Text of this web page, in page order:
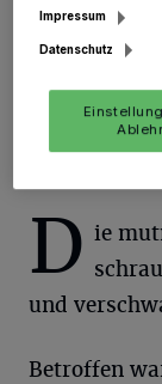
16.04.2018 ,
D ie
und
Betroffen
Impressum
Datenschutz